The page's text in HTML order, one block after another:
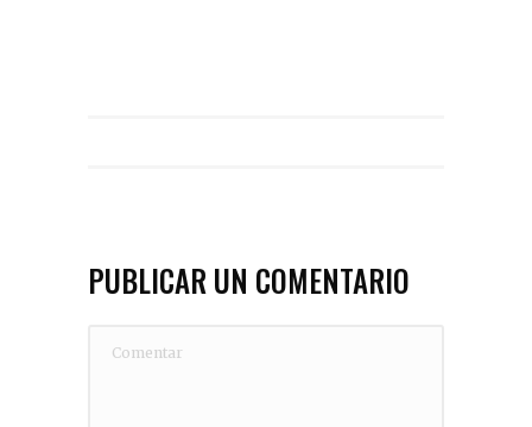
PUBLICAR UN COMENTARIO